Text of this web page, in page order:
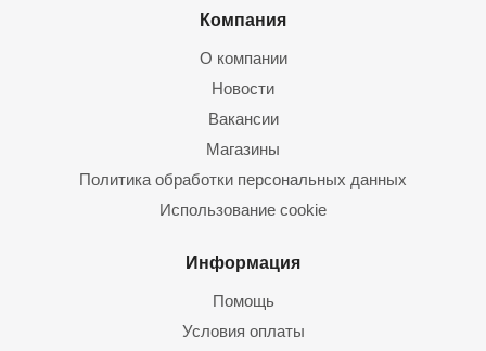
Компания
О компании
Новости
Вакансии
Магазины
Политика обработки персональных данных
Использование cookie
Информация
Помощь
Условия оплаты